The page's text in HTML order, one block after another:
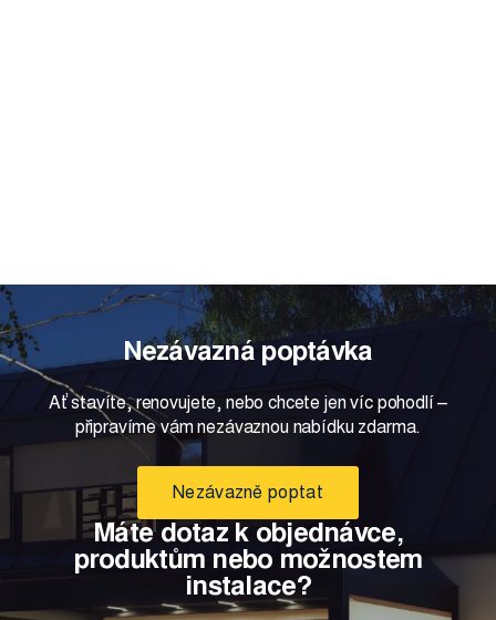
Nezávazná poptávka
Ať stavíte, renovujete, nebo chcete jen víc pohodlí –
připravíme vám nezávaznou nabídku zdarma.
Nezávazně poptat
Máte dotaz k objednávce,
produktům nebo možnostem
instalace?